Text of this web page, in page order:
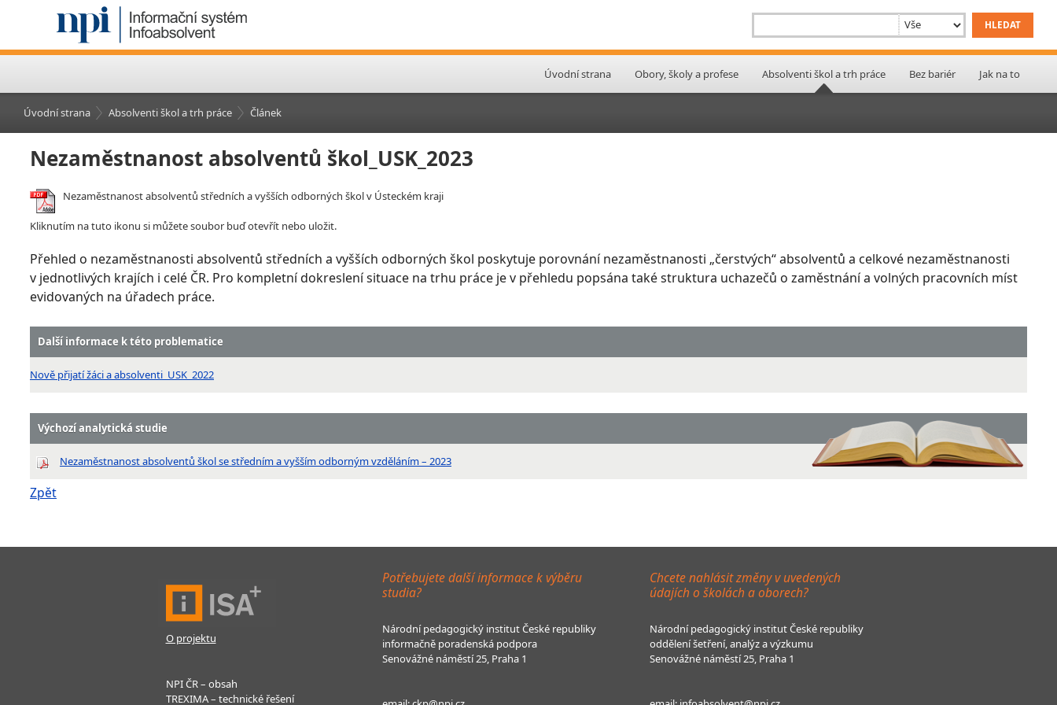
Úvodní strana Obory, školy a profese Absolventi škol a trh práce Bez bariér Jak na to
Úvodní strana Absolventi škol a trh práce Článek
Nezaměstnanost absolventů škol_USK_2023
Nezaměstnanost absolventů středních a vyšších odborných škol v Ústeckém kraji
Kliknutím na tuto ikonu si můžete soubor buď otevřít nebo uložit.
Přehled o nezaměstnanosti absolventů středních a vyšších odborných škol poskytuje porovnání nezaměstnanosti „čerstvých“ absolventů a celkové nezaměstnanosti
v jednotlivých krajích i celé ČR. Pro kompletní dokreslení situace na trhu práce je v přehledu popsána také struktura uchazečů o zaměstnání a volných pracovních míst
evidovaných na úřadech práce.
Další informace k této problematice
Nově přijatí žáci a absolventi_USK_2022
Výchozí analytická studie
Nezaměstnanost absolventů škol se středním a vyšším odborným vzděláním – 2023
Zpět
O projektu
NPI ČR – obsah
TREXIMA – technické řešení
Potřebujete další informace k výběru
studia?
Národní pedagogický institut České republiky
informačně poradenská podpora
Senovážné náměstí 25, Praha 1
Chcete nahlásit změny v uvedených
údajích o školách a oborech?
Národní pedagogický institut České republiky
oddělení šetření, analýz a výzkumu
Senovážné náměstí 25, Praha 1